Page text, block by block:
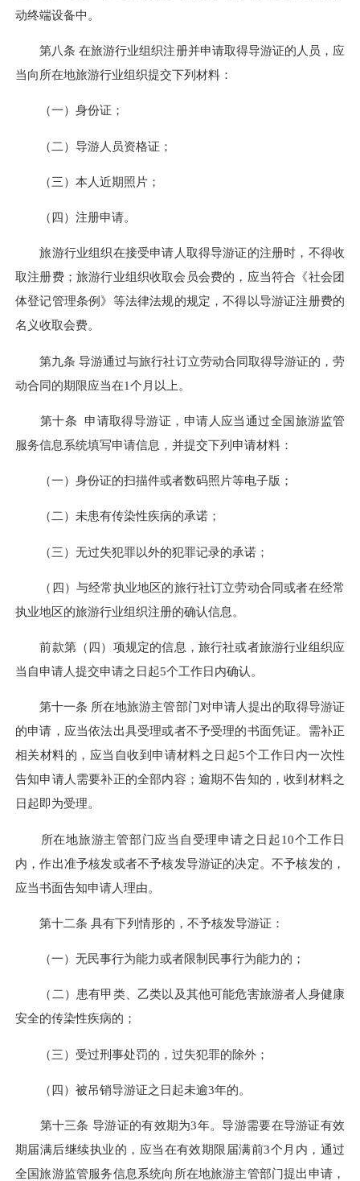
动终端设备中。
第八条 在旅游行业组织注册并申请取得导游证的人员，应
当向所在地旅游行业组织提交下列材料：
（一）身份证；
（二）导游人员资格证；
（三）本人近期照片；
（四）注册申请。
旅游行业组织在接受申请人取得导游证的注册时，不得收
取注册费；旅游行业组织收取会员会费的，应当符合《社会团
体登记管理条例》等法律法规的规定，不得以导游证注册费的
名义收取会费。
第九条 导游通过与旅行社订立劳动合同取得导游证的，劳
动合同的期限应当在1个月以上。
第十条 申请取得导游证，申请人应当通过全国旅游监管
服务信息系统填写申请信息，并提交下列申请材料：
（一）身份证的扫描件或者数码照片等电子版；
（二）未患有传染性疾病的承诺；
（三）无过失犯罪以外的犯罪记录的承诺；
（四）与经常执业地区的旅行社订立劳动合同或者在经常
执业地区的旅游行业组织注册的确认信息。
前款第（四）项规定的信息，旅行社或者旅游行业组织应
当自申请人提交申请之日起5个工作日内确认。
第十一条 所在地旅游主管部门对申请人提出的取得导游证
的申请，应当依法出具受理或者不予受理的书面凭证。需补正
相关材料的，应当自收到申请材料之日起5个工作日内一次性
告知申请人需要补正的全部内容；逾期不告知的，收到材料之
日起即为受理。
所在地旅游主管部门应当自受理申请之日起10个工作日
内，作出准予核发或者不予核发导游证的决定。不予核发的，
应当书面告知申请人理由。
第十二条 具有下列情形的，不予核发导游证：
（一）无民事行为能力或者限制民事行为能力的；
（二）患有甲类、乙类以及其他可能危害旅游者人身健康
安全的传染性疾病的；
（三）受过刑事处罚的，过失犯罪的除外；
（四）被吊销导游证之日起未逾3年的。
第十三条 导游证的有效期为3年。导游需要在导游证有效
期届满后继续执业的，应当在有效期限届满前3个月内，通过
全国旅游监管服务信息系统向所在地旅游主管部门提出申请，